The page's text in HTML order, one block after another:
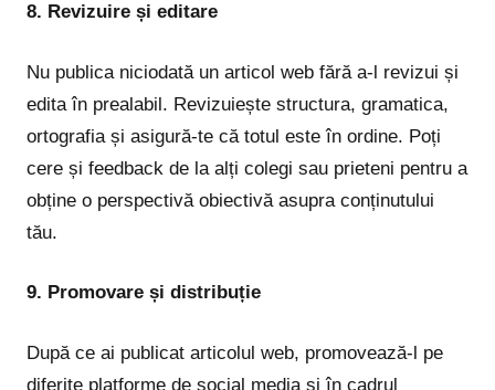
8. Revizuire și editare
Nu publica niciodată un articol web fără a-l revizui și
edita în prealabil. Revizuiește structura, gramatica,
ortografia și asigură-te că totul este în ordine. Poți
cere și feedback de la alți colegi sau prieteni pentru a
obține o perspectivă obiectivă asupra conținutului
tău.
9. Promovare și distribuție
După ce ai publicat articolul web, promovează-l pe
diferite platforme de social media și în cadrul